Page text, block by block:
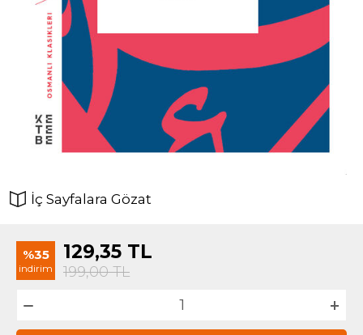
İç Sayfalara Gözat
%35
indirim
129,35 TL
199,00TL